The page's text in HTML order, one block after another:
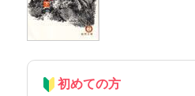
初めての方